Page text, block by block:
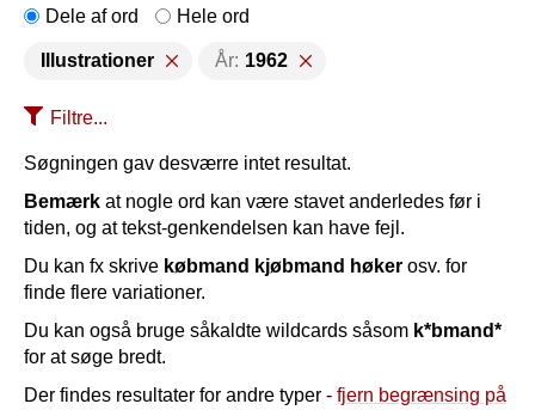
Dele af ord
Hele ord
Illustrationer År: 1962
Filtre...
Søgningen gav desværre intet resultat.
Bemærk at nogle ord kan være stavet anderledes før i
tiden, og at tekst-genkendelsen kan have fejl.
Du kan fx skrive købmand kjøbmand høker osv. for
finde flere variationer.
Du kan også bruge såkaldte wildcards såsom k*bmand*
for at søge bredt.
Der findes resultater for andre typer - fjern begrænsing på